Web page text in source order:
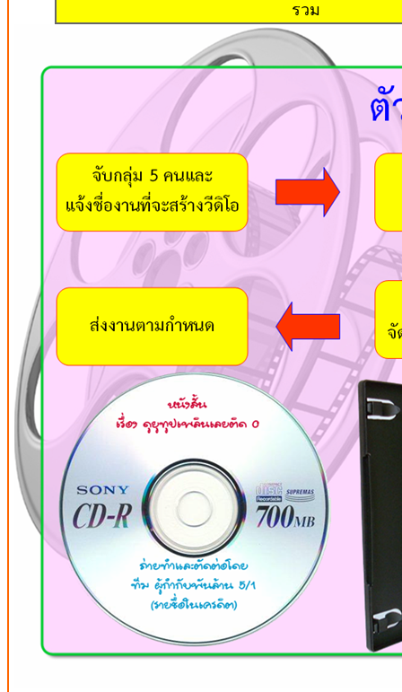
รวม